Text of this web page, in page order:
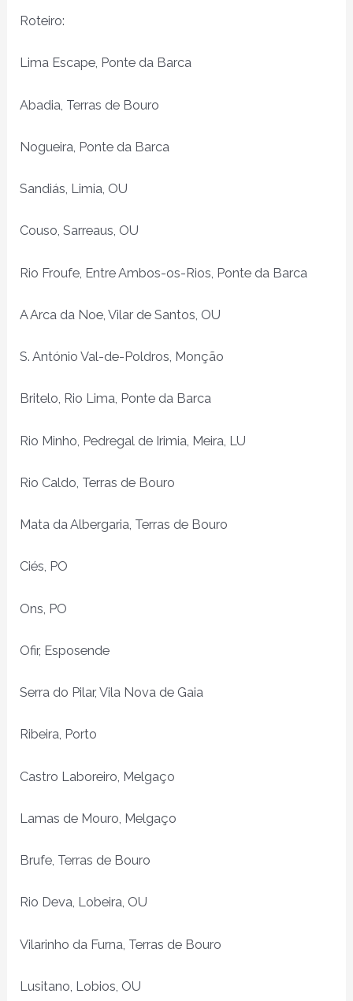
Roteiro:
Lima Escape, Ponte da Barca
Abadia, Terras de Bouro
Nogueira, Ponte da Barca
Sandiás, Limia, OU
Couso, Sarreaus, OU
Rio Froufe, Entre Ambos-os-Rios, Ponte da Barca
A Arca da Noe, Vilar de Santos, OU
S. António Val-de-Poldros, Monção
Britelo, Rio Lima, Ponte da Barca
Rio Minho, Pedregal de Irimia, Meira, LU
Rio Caldo, Terras de Bouro
Mata da Albergaria, Terras de Bouro
Ciés, PO
Ons, PO
Ofir, Esposende
Serra do Pilar, Vila Nova de Gaia
Ribeira, Porto
Castro Laboreiro, Melgaço
Lamas de Mouro, Melgaço
Brufe, Terras de Bouro
Rio Deva, Lobeira, OU
Vilarinho da Furna, Terras de Bouro
Lusitano, Lobios, OU